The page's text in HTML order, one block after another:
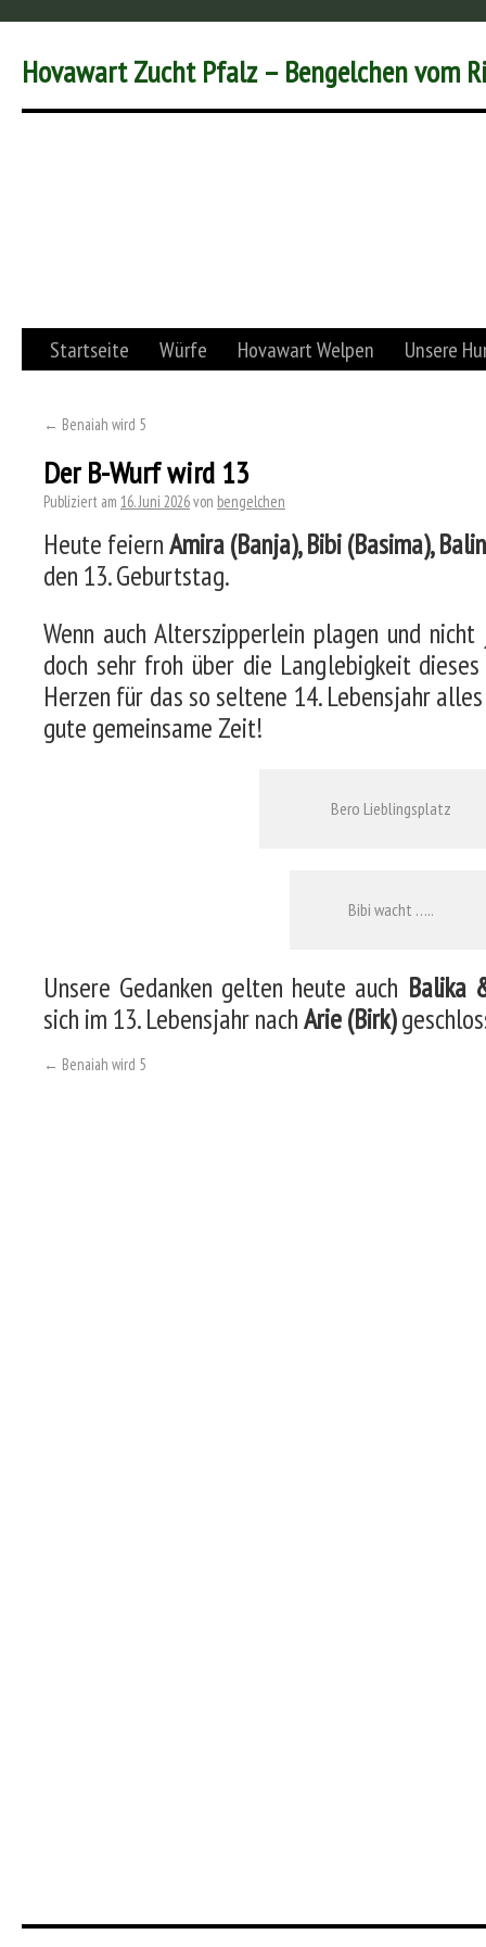
Hovawart Zucht Pfalz – Bengelchen vom
Startseite Würfe Hovawart Welpen Unsere
← Benaiah wird 5
Der B-Wurf wird 13
Publiziert am 16. Juni 2026von bengelchen
Heute feiernAmira (Banja), Bibi (Basima),
den 13. Geburtstag.
Wenn auch Alterszipperlein plagen und
doch sehr froh über die Langlebigkeit
Herzen für das so seltene 14. Lebensjahr
gute gemeinsame Zeit!
Bero Lieblingsplatz
Bibi wacht …..
Unsere Gedanken gelten heute auch Balika
sich im 13. Lebensjahr nachArie (Birk)
← Benaiah wird 5